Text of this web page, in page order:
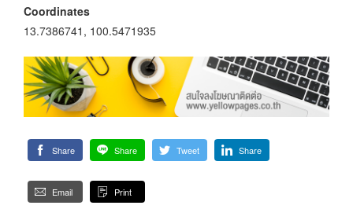
Coordinates
13.7386741, 100.5471935
Share Share Tweet Share
Email Print